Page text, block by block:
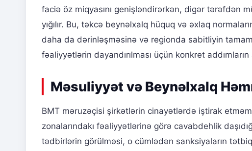
faciə öz miqyasını genişləndirərkən, digər tərəfdən
yığılır. Bu, təkcə beynəlxalq hüquq və əxlaq
daha da dərinləşməsinə və regionda sabitliyin
fəaliyyətlərin dayandırılması üçün konkret addımların
Məsuliyyət və Beynəlxalq
BMT məruzəçisi şirkətlərin cinayətlərdə iştirak
zonalarındakı fəaliyyətlərinə görə cavabdehlik
tədbirlərin görülməsi, o cümlədən sanksiyaların